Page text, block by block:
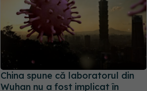
China spune că laboratorul din
Wuhan nu a fost implicat în